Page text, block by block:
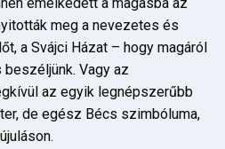
meg a nevezetes és
a Svájci Házat – hogy magáról
Vagy az
az egyik legnépszerűbb
de egész Bécs szimbóluma,